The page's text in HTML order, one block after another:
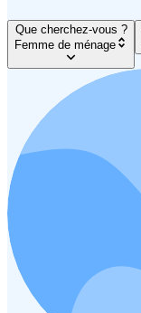
Que cherchez-vous ?
Femme de ménage